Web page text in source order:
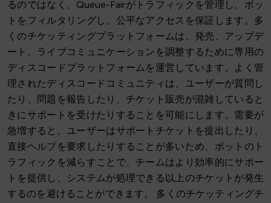
るのではなく、Queue-Fairがトラフィックを管理し、ボッ
トをフィルタリングし、公平なアクセスを保証します。多
くのチケッティングプラットフォームは、発売、アップデ
ート、ライブコミュニケーションを調整するために専用の
ディスコードプラットフォームを運営しています。よく管
理されたディスコードコミュニティは、ユーザーが質問し
たり、問題を報告したり、チケット販売が混雑していると
きにサポートを受けたりすることを可能にします。需要が
急増すると、ユーザーはサポートチケットを提出したり、
直接ヘルプを要求したりすることが多いため、ボットのト
ラフィックを減らすことで、チームはより効率的にサポー
トを提供し、システムが処理できる以上のチケットが発生
するのを避けることができます。 多くのチケッティングチ